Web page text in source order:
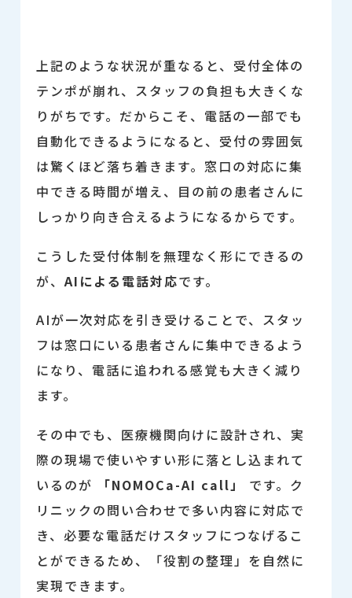
上記のような状況が重なると、受付全体の
テンポが崩れ、スタッフの負担も大きくな
りがちです。だからこそ、電話の一部でも
自動化できるようになると、受付の雰囲気
は驚くほど落ち着きます。窓口の対応に集
中できる時間が増え、目の前の患者さんに
しっかり向き合えるようになるからです。
こうした受付体制を無理なく形にできるの
が、 AIによる電話対応です。
AIが一次対応を引き受けることで、スタッ
フは窓口にいる患者さんに集中できるよう
になり、電話に追われる感覚も大きく減り
ます。
その中でも、医療機関向けに設計され、実
際の現場で使いやすい形に落とし込まれて
いるのが
「NOMOCa-AI call」
です。ク
リニックの問い合わせで多い内容に対応で
き、必要な電話だけスタッフにつなげるこ
とができるため、「役割の整理」を自然に
実現できます。